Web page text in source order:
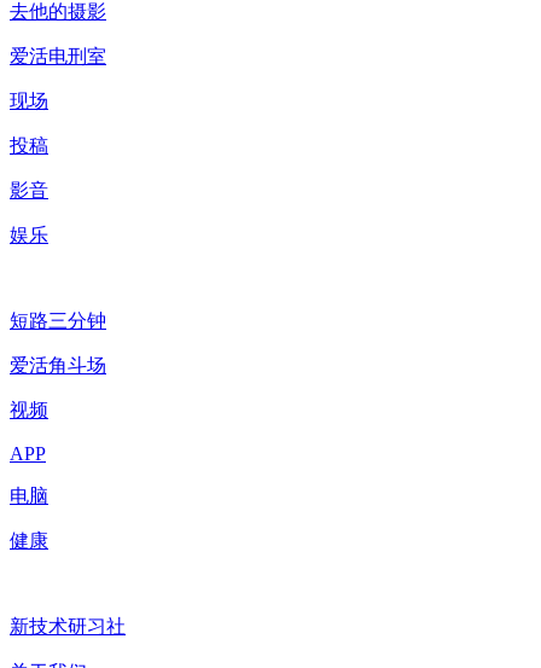
去他的摄影
爱活电刑室
现场
投稿
影音
娱乐
短路三分钟
爱活角斗场
视频
APP
电脑
健康
新技术研习社